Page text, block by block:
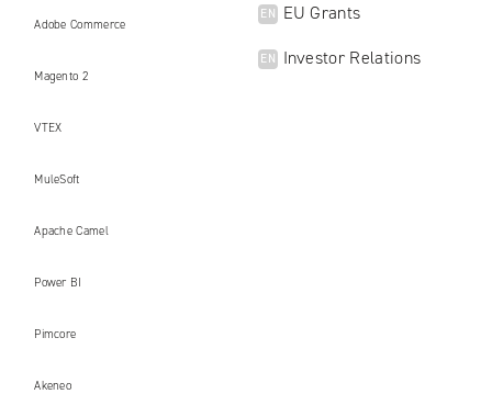
Adobe Commerce
Magento 2
VTEX
MuleSoft
Apache Camel
Power BI
Pimcore
Akeneo
EN EU Grants
EN Investor Relations